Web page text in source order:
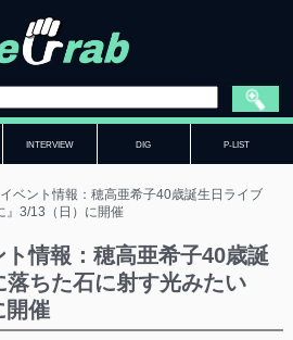
INTERVIEW DIG P-LIST
イベント情報：穂高亜希子40歳誕生日ライブ
』3/13（日）に開催
ト情報：穂高亜希子40歳誕
ちた石に射す光みたい
開催